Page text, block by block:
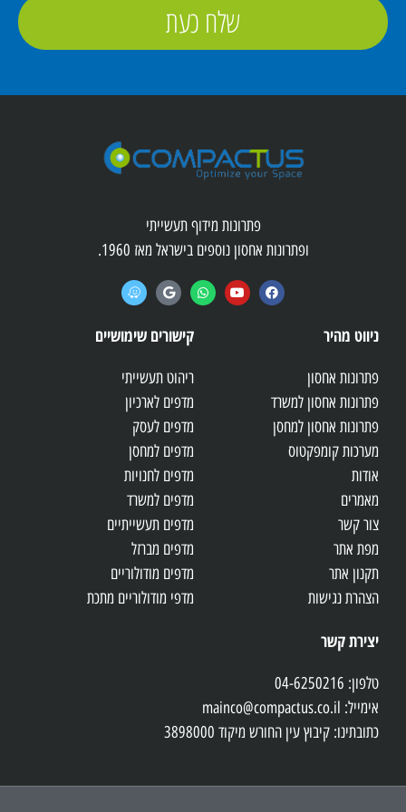
שלח כעת
פתרונות מידוף תעשייתי
ופתרונות אחסון נוספים בישראל מאז 1960.
ניווט מהיר
פתרונות אחסון
פתרונות אחסון למשרד
פתרונות אחסון למחסן
מערכות קומפקטוס
אודות
מאמרים
צור קשר
מפת אתר
תקנון אתר
הצהרת נגישות
קישורים שימושיים
ריהוט תעשייתי
מדפים לארכיון
מדפים לעסק
מדפים למחסן
מדפים לחנויות
מדפים למשרד
מדפים תעשייתיים
מדפים מברזל
מדפים מודולוריים
מדפי מודולוריים מתכת
יצירת קשר
טלפון: 04-6250216
אימייל: mainco@compactus.co.il
כתובתינו: קיבוץ עין החורש מיקוד 3898000